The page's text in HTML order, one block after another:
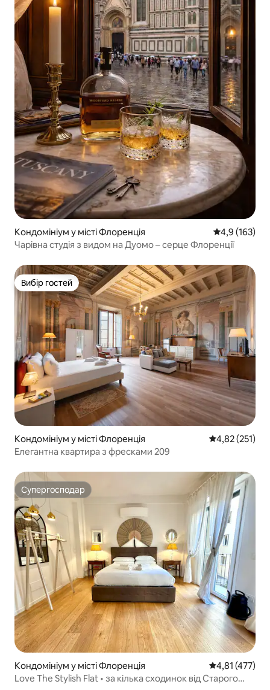
Кондомініум у місті Флоренція Середня
4,9 (163)
Чарівна студія з видом на Дуомо – серце Флоренції
Вибір гостей
Вибір гостей
Кондомініум у місті Флоренція Середня
4,82 (251)
Елегантна квартира з фресками 209
Супергосподар
Супергосподар
Кондомініум у місті Флоренція Середня
4,81 (477)
Love The Stylish Flat • за кілька сходинок від Старого